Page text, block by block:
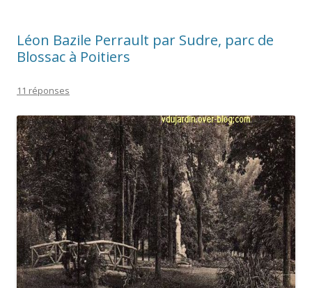
Léon Bazile Perrault par Sudre, parc de
Blossac à Poitiers
11 réponses